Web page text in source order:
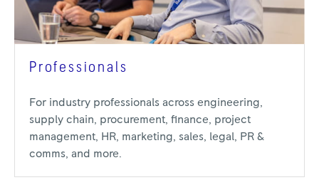
Professionals
For industry professionals across engineering,
supply chain, procurement, finance, project
management, HR, marketing, sales, legal, PR &
comms, and more.